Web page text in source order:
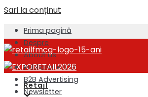
Sari la conținut
Prima pagină
Despre
About us
Publicitate B2B
B2B Advertising
Newsletter
Retail